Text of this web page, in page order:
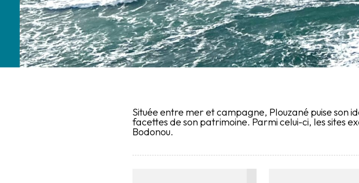
Située entre mer et campagne, Plouzané puise son
facettes de son patrimoine. Parmi celui-ci, les sites
Bodonou.